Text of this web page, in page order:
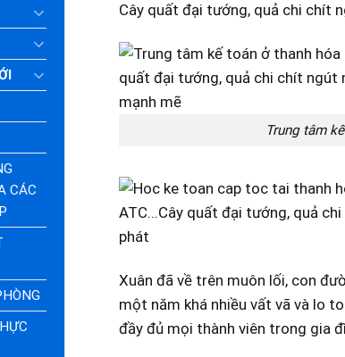
CÁC
Cây quất đại tướng, quả chi chít
Trung tâm
Xuân đã về trên muôn lối, con
một năm khá nhiều vất vã và lo
đầy đủ mọi thành viên trong gia